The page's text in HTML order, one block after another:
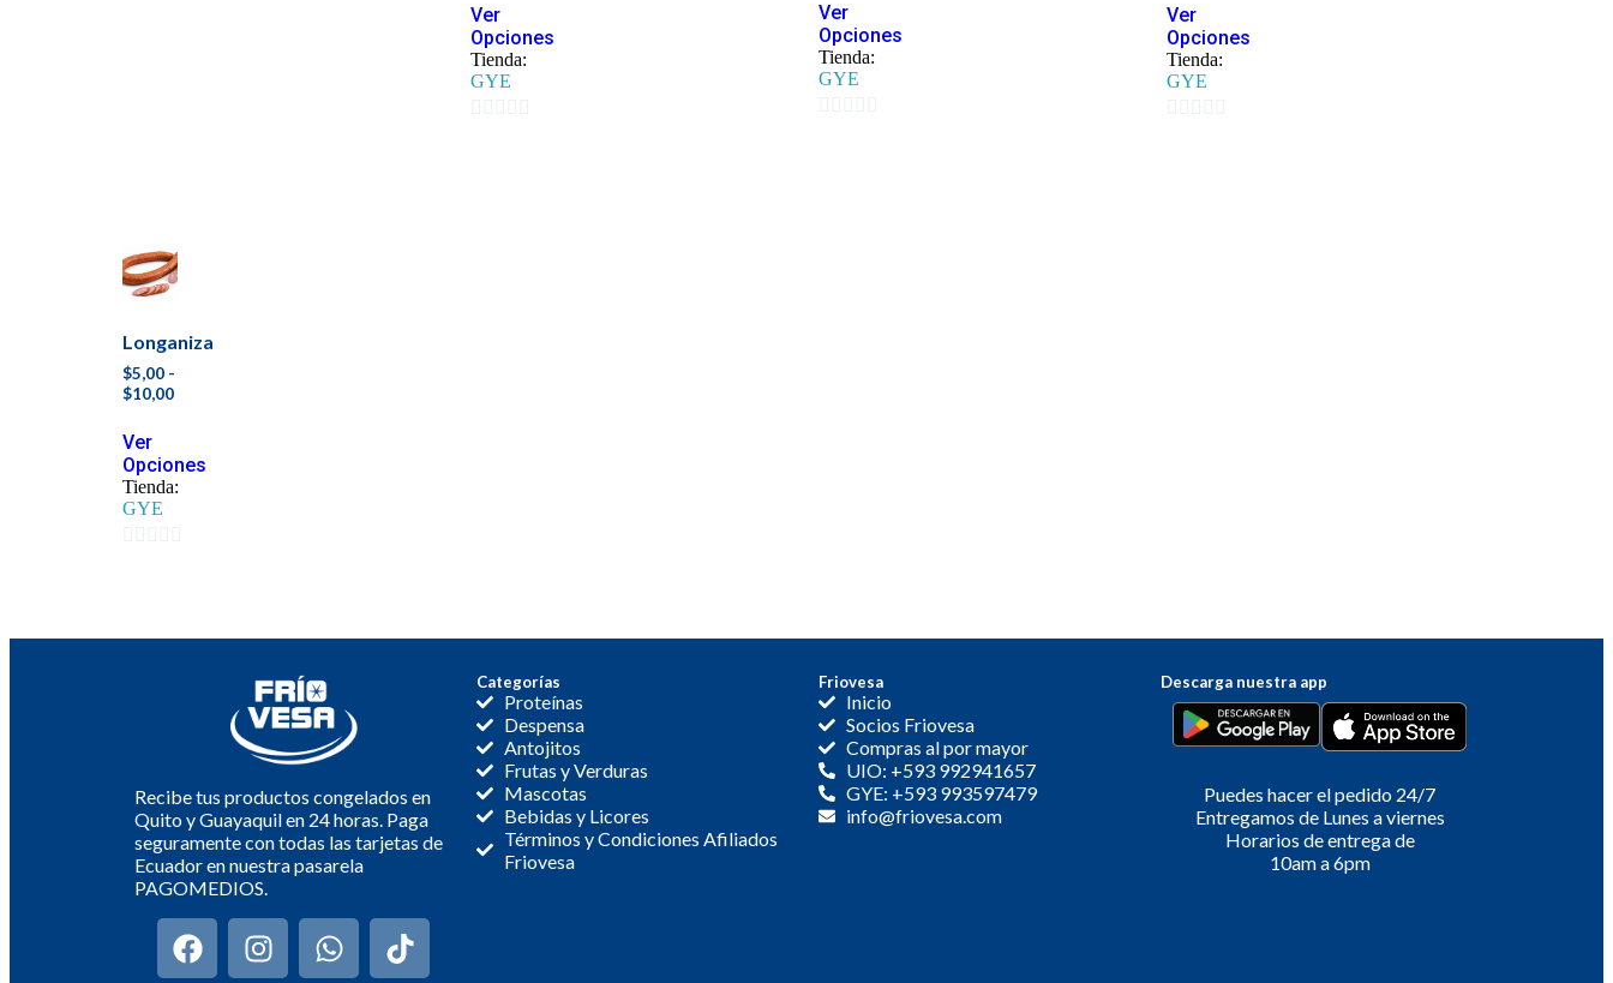
Ver
Opciones
Tienda:
GYE
Ver
Opciones
Tienda:
GYE
Ver
Opciones
Tienda:
GYE
Longaniza
$5,00 -
$10,00
Ver
Opciones
Tienda:
GYE
Recibe tus productos congelados en
Quito y Guayaquil en 24 horas. Paga
seguramente con todas las tarjetas de
Ecuador en nuestra pasarela
PAGOMEDIOS.
Categorías
Proteínas
Despensa
Antojitos
Frutas y Verduras
Mascotas
Bebidas y Licores
Términos y Condiciones Afiliados
Friovesa
Friovesa
Inicio
Socios Friovesa
Compras al por mayor
UIO: +593 992941657
GYE: +593 993597479
info@friovesa.com
Descarga nuestra app
Puedes hacer el pedido 24/7
Entregamos de Lunes a viernes
Horarios de entrega de
10am a 6pm